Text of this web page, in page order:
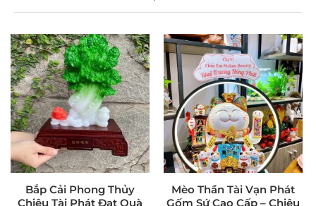
Bắp Cải Phong Thủy
Chiêu Tài Phát Đạt Quà
Mèo Thần Tài Vạn Phát
Gốm Sứ Cao Cấp – Chiêu